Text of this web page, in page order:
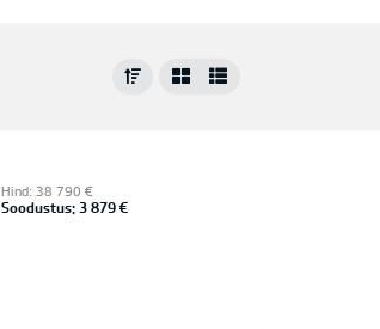
Hind: 38 790 €
Soodustus: 3 879 €